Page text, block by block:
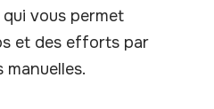
vous permet
et des efforts par